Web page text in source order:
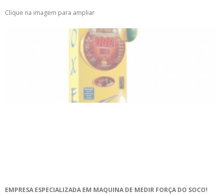
Clique na imagem para ampliar
EMPRESA ESPECIALIZADA EM MAQUINA DE MEDIR FORÇA DO SOCO!